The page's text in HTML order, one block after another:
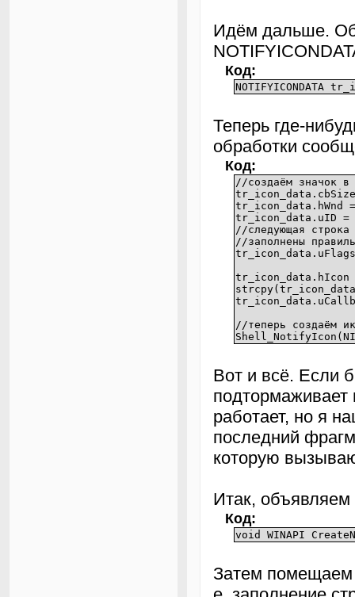
Идём дальше.
Код:
NOTIFYICONDATA
Теперь где-
обработки
Код:
//создаём значок в
//следующая
//заполнены
tr_icon_data.uFlags
tr_icon_data.hIcon =
//теперь создаём
Вот и всё. Если
подтормаживает
работает, но я
последний
которую
Итак,
Код:
void WINAPI
Затем помещаем